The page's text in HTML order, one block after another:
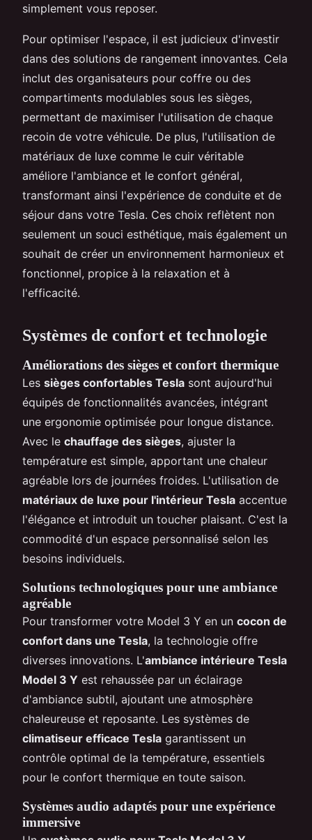
simplement vous reposer.
Pour optimiser l'espace, il est judicieux d'investir
dans des solutions de rangement innovantes. Cela
inclut des organisateurs pour coffre ou des
compartiments modulables sous les sièges,
permettant de maximiser l'utilisation de chaque
recoin de votre véhicule. De plus, l'utilisation de
matériaux de luxe comme le cuir véritable
améliore l'ambiance et le confort général,
transformant ainsi l'expérience de conduite et de
séjour dans votre Tesla. Ces choix reflètent non
seulement un souci esthétique, mais également un
souhait de créer un environnement harmonieux et
fonctionnel, propice à la relaxation et à
l'efficacité.
Systèmes de confort et technologie
Améliorations des sièges et confort thermique
Les sièges confortables Tesla sont aujourd'hui
équipés de fonctionnalités avancées, intégrant
une ergonomie optimisée pour longue distance.
Avec le chauffage des sièges, ajuster la
température est simple, apportant une chaleur
agréable lors de journées froides. L'utilisation de
matériaux de luxe pour l'intérieur Tesla accentue
l'élégance et introduit un toucher plaisant. C'est la
commodité d'un espace personnalisé selon les
besoins individuels.
Solutions technologiques pour une ambiance
agréable
Pour transformer votre Model 3 Y en un cocon de
confort dans une Tesla, la technologie offre
diverses innovations. L'ambiance intérieure Tesla
Model 3 Y est rehaussée par un éclairage
d'ambiance subtil, ajoutant une atmosphère
chaleureuse et reposante. Les systèmes de
climatiseur efficace Tesla garantissent un
contrôle optimal de la température, essentiels
pour le confort thermique en toute saison.
Systèmes audio adaptés pour une expérience
immersive